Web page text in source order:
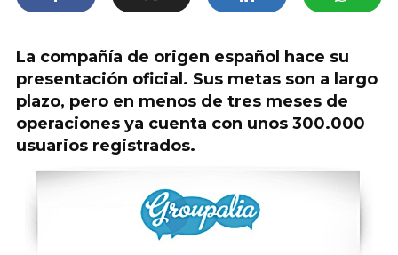
La compañía de origen español hace su
presentación oficial. Sus metas son a largo
plazo, pero en menos de tres meses de
operaciones ya cuenta con unos 300.000
usuarios registrados.